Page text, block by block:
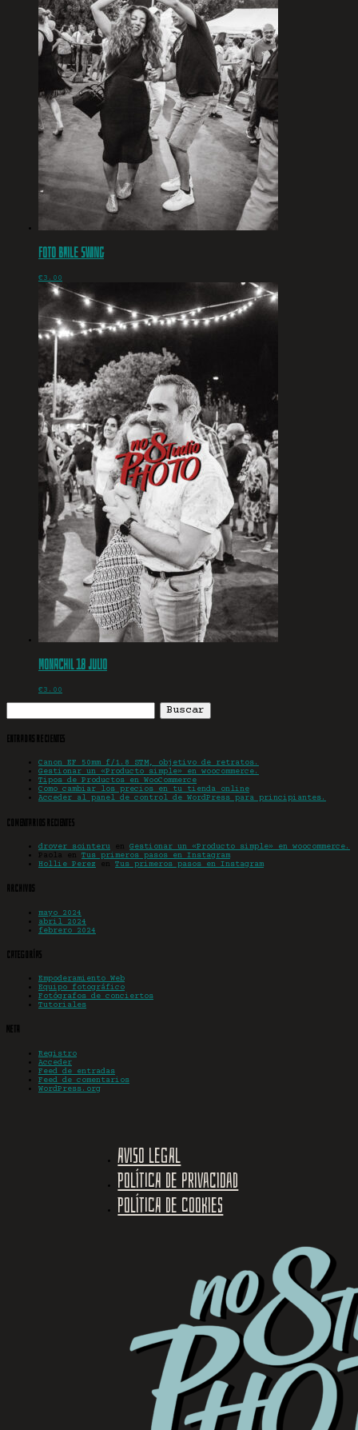
Foto baile swing
€3.00
Monachil 18 julio
€3.00
Buscar:
Entradas recientes
Canon EF 50mm f/1.8 STM, objetivo de retratos.
Gestionar un «Producto simple» en woocommerce.
Tipos de Productos en WooCommerce
Como cambiar los precios en tu tienda online
Acceder al panel de control de WordPress para principiantes.
Comentarios recientes
drover sointeru en Gestionar un «Producto simple» en woocommerce.
Paola en Tus primeros pasos en Instagram
Hollie Perez en Tus primeros pasos en Instagram
Archivos
mayo 2024
abril 2024
febrero 2024
Categorías
Empoderamiento Web
Equipo fotográfico
Fotógrafos de conciertos
Tutoriales
Meta
Registro
Acceder
Feed de entradas
Feed de comentarios
WordPress.org
Aviso legal
Política de privacidad
Política de cookies